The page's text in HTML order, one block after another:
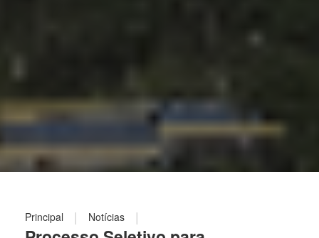
Principal | Notícias |